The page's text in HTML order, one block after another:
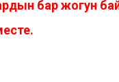
бар жогун